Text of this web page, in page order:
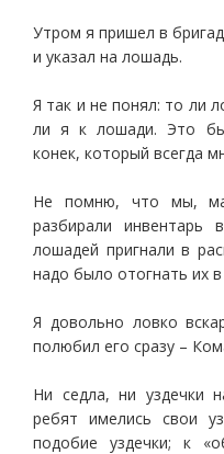
Утром я пришел в
и указал на лошадь.
Я так и не понял: то ли
ли я к лошади. Это
конек, который всегда
Не помню, что мы,
разбирали
лошадей пригнали в
надо было отогнать их в
Я довольно ловко
полюбил его сразу –
Ни седла, ни уздечки
ребят имелись свои
подобие уздечки; к